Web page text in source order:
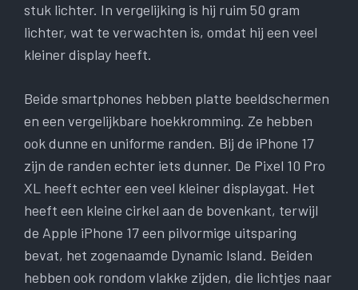
stuk lichter. In vergelijking is hij ruim 50 gram
lichter, wat te verwachten is, omdat hij een veel
kleiner display heeft.
Beide smartphones hebben platte beeldschermen
en een vergelijkbare hoekkromming. Ze hebben
ook dunne en uniforme randen. Bij de iPhone 17
zijn de randen echter iets dunner. De Pixel 10 Pro
XL heeft echter een veel kleiner displaygat. Het
heeft een kleine cirkel aan de bovenkant, terwijl
de Apple iPhone 17 een pilvormige uitsparing
bevat, het zogenaamde Dynamic Island. Beiden
hebben ook rondom vlakke zijden, die lichtjes naar